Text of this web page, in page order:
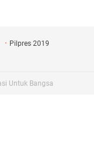
Pilpres 2019
Untuk Bangsa